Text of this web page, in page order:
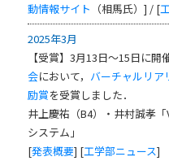
動情報サイト （相馬氏）] / [
2025年3月
【受賞】3月13日～15日に開
会において， バーチャルリア
励賞を受賞しました．
井上慶祐（B4）・井村誠孝
システム」
[発表概要] [工学部ニュース]